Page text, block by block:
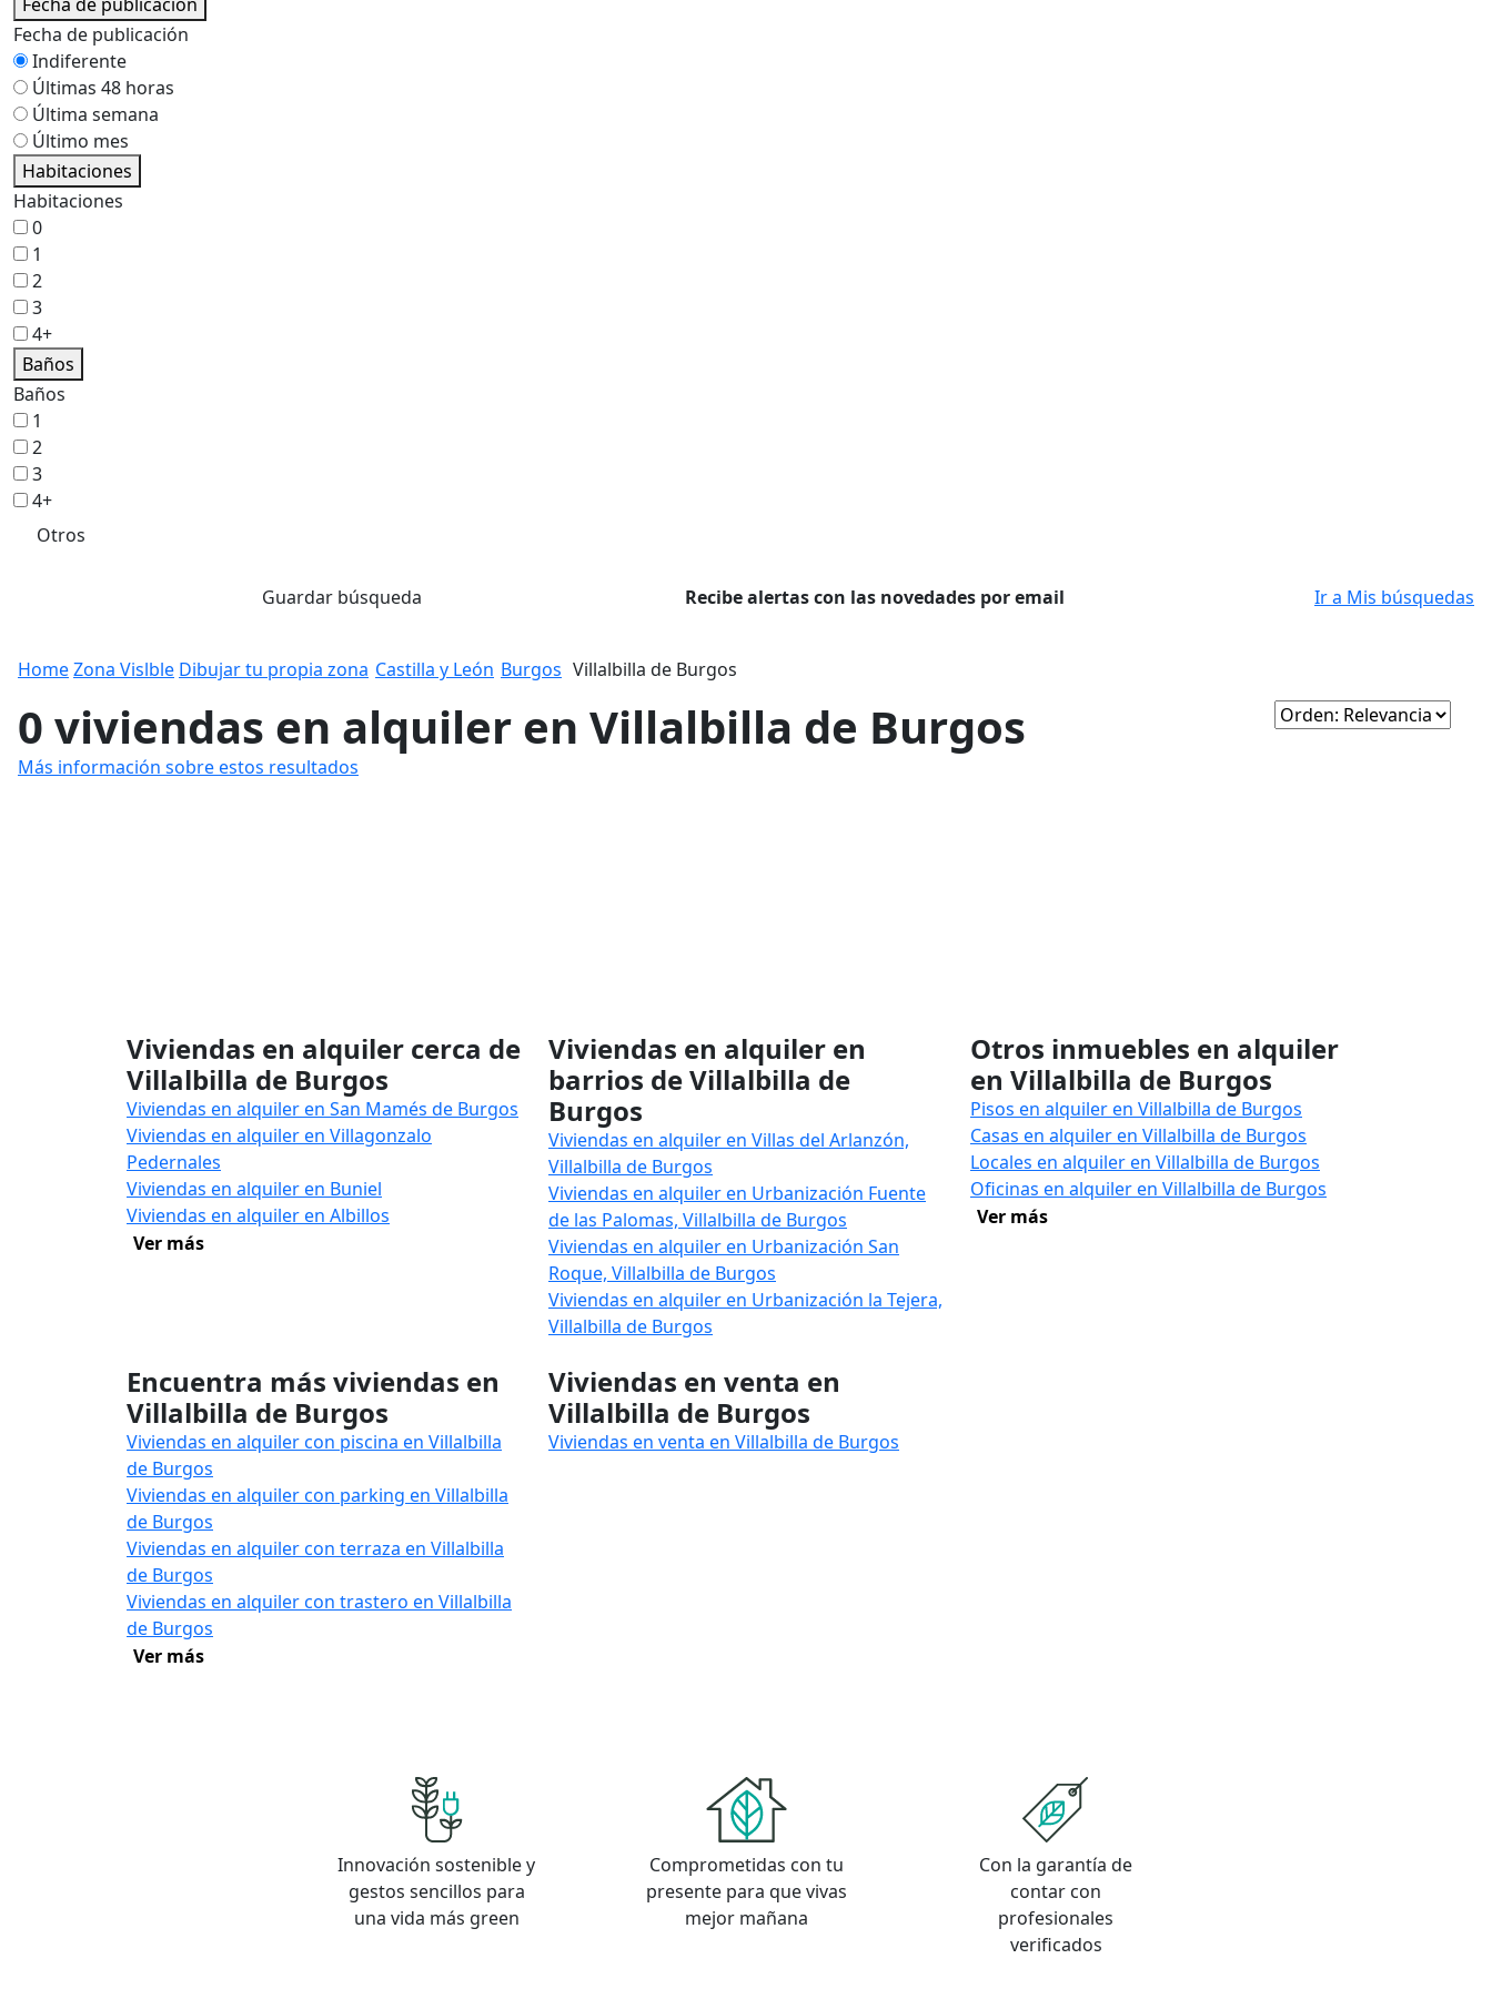
Fecha de publicación
Indiferente
Últimas 48 horas
Última semana
Último mes
Habitaciones
Habitaciones
0
1
2
3
4+
Baños
Baños
1
2
3
4+
Otros
Guardar búsqueda Recibe alertas con las novedades por email Ir a Mis búsquedas
HomeZona Vislble Dibujar tu propia zona Castilla y León Burgos Villalbilla de Burgos
0 viviendas en alquiler en Villalbilla de Burgos
Más información sobre estos resultados
Viviendas en alquiler cerca de
Villalbilla de Burgos
Viviendas en alquiler en San Mamés de Burgos
Viviendas en alquiler en Villagonzalo
Pedernales
Viviendas en alquiler en Buniel
Viviendas en alquiler en Albillos
Ver más
Viviendas en alquiler en
barrios de Villalbilla de
Burgos
Viviendas en alquiler en Villas del Arlanzón,
Villalbilla de Burgos
Viviendas en alquiler en Urbanización Fuente
de las Palomas, Villalbilla de Burgos
Viviendas en alquiler en Urbanización San
Roque, Villalbilla de Burgos
Viviendas en alquiler en Urbanización la Tejera,
Villalbilla de Burgos
Otros inmuebles en alquiler
en Villalbilla de Burgos
Pisos en alquiler en Villalbilla de Burgos
Casas en alquiler en Villalbilla de Burgos
Locales en alquiler en Villalbilla de Burgos
Oficinas en alquiler en Villalbilla de Burgos
Ver más
Encuentra más viviendas en
Villalbilla de Burgos
Viviendas en alquiler con piscina en Villalbilla
de Burgos
Viviendas en alquiler con parking en Villalbilla
de Burgos
Viviendas en alquiler con terraza en Villalbilla
de Burgos
Viviendas en alquiler con trastero en Villalbilla
de Burgos
Ver más
Viviendas en venta en
Villalbilla de Burgos
Viviendas en venta en Villalbilla de Burgos
Innovación sostenible y
gestos sencillos para
una vida más green
Comprometidas con tu
presente para que vivas
mejor mañana
Con la garantía de
contar con
profesionales
verificados